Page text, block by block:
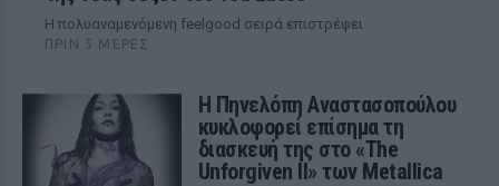
Η πολυαναμενόμενη feelgood σειρά επιστρέφει
ΠΡΙΝ 5 ΜΈΡΕΣ
Η Πηνελόπη Αναστασοπούλου
κυκλοφορεί επίσημα τη
διασκευή της στο «The
Unforgiven II» των Metallica